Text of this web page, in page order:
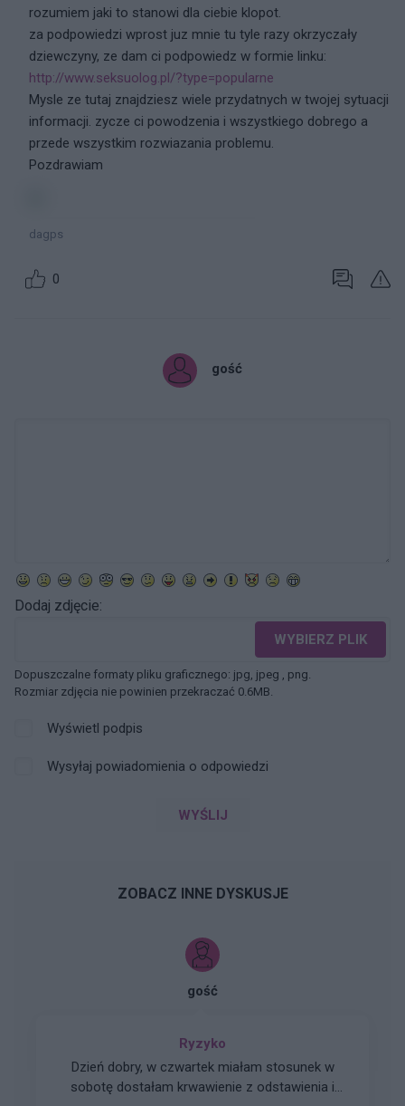
rozumiem jaki to stanowi dla ciebie klopot.
za podpowiedzi wprost juz mnie tu tyle razy okrzyczały
dziewczyny, ze dam ci podpowiedz w formie linku:
http://www.seksuolog.pl/?type=popularne
Mysle ze tutaj znajdziesz wiele przydatnych w twojej sytuacji
informacji. zycze ci powodzenia i wszystkiego dobrego a
przede wszystkim rozwiazania problemu.
Pozdrawiam
dagps
0
gość
Dodaj zdjęcie:
WYBIERZ PLIK
Dopuszczalne formaty pliku graficznego: jpg, jpeg , png.
Rozmiar zdjęcia nie powinien przekraczać 0.6MB.
Wyświetl podpis
Wysyłaj powiadomienia o odpowiedzi
WYŚLIJ
ZOBACZ INNE DYSKUSJE
gość
Ryzyko
Dzień dobry, w czwartek miałam stosunek w
sobotę dostałam krwawienie z odstawienia i